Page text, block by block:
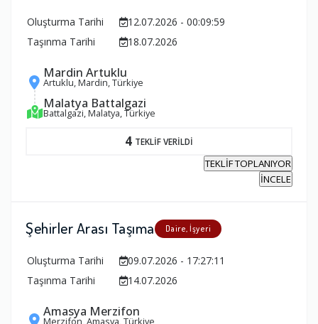
Oluşturma Tarihi
12.07.2026 - 00:09:59
Taşınma Tarihi
18.07.2026
Mardin Artuklu
Artuklu, Mardin, Türkiye
Malatya Battalgazi
Battalgazi, Malatya, Türkiye
4 TEKLİF VERİLDİ
TEKLİF TOPLANIYOR
İNCELE
Şehirler Arası Taşıma Daire, İşyeri
Oluşturma Tarihi
09.07.2026 - 17:27:11
Taşınma Tarihi
14.07.2026
Amasya Merzifon
Merzifon, Amasya, Türkiye